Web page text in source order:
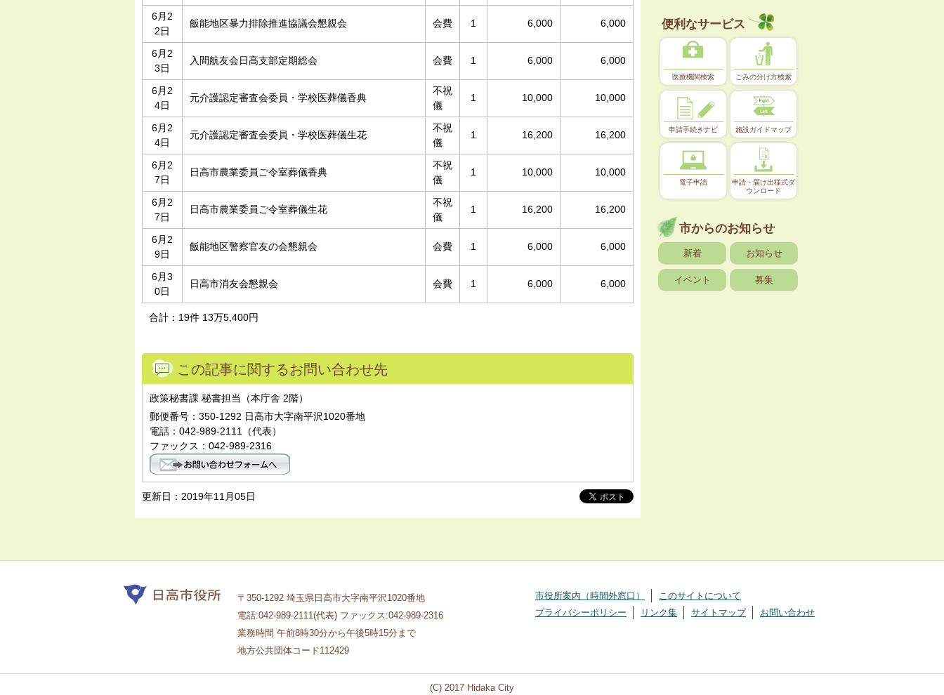
6月2
2日
飯能地区暴力排除推進協議会懇親会 会費 1 6,000 6,000
6月2
3日
入間航友会日高支部定期総会 会費 1 6,000 6,000
6月2
4日
元介護認定審査会委員・学校医葬儀香典
不祝
儀
1 10,000 10,000
6月2
4日
元介護認定審査会委員・学校医葬儀生花
不祝
儀
1 16,200 16,200
6月2
7日
日高市農業委員ご令室葬儀香典
不祝
儀
1 10,000 10,000
6月2
7日
日高市農業委員ご令室葬儀生花
不祝
儀
1 16,200 16,200
6月2
9日
飯能地区警察官友の会懇親会 会費 1 6,000 6,000
6月3
0日
日高市消友会懇親会 会費 1 6,000 6,000
合計：19件 13万5,400円
この記事に関するお問い合わせ先
政策秘書課 秘書担当（本庁舎 2階）
郵便番号：350-1292 日高市大字南平沢1020番地
電話：042-989-2111（代表）
ファックス：042-989-2316
更新日：2019年11月05日
便利なサービス
医療機関検索 ごみの分け方検索
申請手続きナビ 施設ガイドマップ
電子申請
申請・届け出様式ダ
ウンロード
市からのお知らせ
新着 お知らせ
イベント 募集
〒350-1292 埼玉県日高市大字南平沢1020番地
電話:042-989-2111(代表) ファックス:042-989-2316
業務時間 午前8時30分から午後5時15分まで
地方公共団体コード112429
市役所案内（時間外窓口）
このサイトについて
プライバシーポリシー
リンク集 サイトマップ お問い合わせ
(C) 2017 Hidaka City